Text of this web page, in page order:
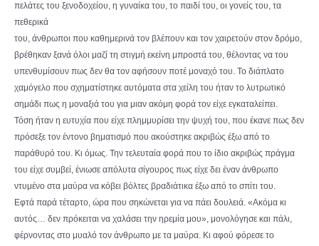
πελάτες του ξενοδοχείου, η γυναίκα του, το παιδί του, οι γονείς του, τα
πεθερικά
του, άνθρωποι που καθημερινά τον βλέπουν και τον χαιρετούν στον δρόμο,
βρέθηκαν ξανά όλοι μαζί τη στιγμή εκείνη μπροστά του, θέλοντας να του
υπενθυμίσουν πως δεν θα τον αφήσουν ποτέ μοναχό του. Το διάπλατο
χαμόγελο που σχηματίστηκε αυτόματα στα χείλη του ήταν το λυτρωτικό
σημάδι πως η μοναξιά του για μιαν ακόμη φορά τον είχε εγκαταλείπει.
Τόση ήταν η ευτυχία που είχε πλημμυρίσει την ψυχή του, που έκανε πως δεν
πρόσεξε τον έντονο βηματισμό που ακούστηκε ακριβώς έξω από το
παράθυρό του. Κι όμως. Την τελευταία φορά που το ίδιο ακριβώς πράγμα
του είχε συμβεί, ένιωσε απόλυτα σίγουρος πως είχε δει έναν άνθρωπο
ντυμένο στα μαύρα να κόβει βόλτες βραδιάτικα έξω από το σπίτι του.
Εφτά παρά τέταρτο, ώρα που σηκώνεται για να πάει δουλειά. «Ακόμα κι
αυτός… δεν πρόκειται να χαλάσει την ηρεμία μου», μονολόγησε και πάλι,
φέρνοντας στο μυαλό τον άνθρωπο με τα μαύρα. Κι αφού φόρεσε το